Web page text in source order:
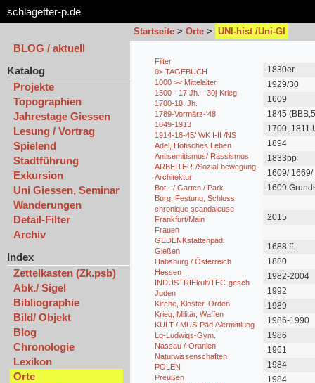
schlagetter-p.de
Startseite > Orte > UNI-hist /Uni-GI
BLOG / aktuell
Katalog
Projekte
Topographien
Jahrestage Giessen
Lesung / Vortrag
Spielend
Stadtführung
Exkursion
Uni Giessen, Seminar
Wanderungen
Detail-Filter
Archiv
Index
Zettelkasten (Zk.psb)
Abk./ Sigel
Bibliographie
Bild/ Objekt
Blog
Chronologie
Lexikon
Orte
Filter
0> TAGEBUCH
1000 >< Mittelalter
1500 - 17.Jh. - 30j-Krieg
1700-18. Jh.
1789-Vormärz-'48
1849-1913
1914-18-45/ WK I-II /NS
Adel, Höfisches Leben
Antisemitismus/ Rassismus
ARBEITER-/Sozial-bewegung
Architektur
Bot.- / Garten / Park
Burg, Festung, Schloss
chronique scandaleuse
Frankfurt/Main
Frauen
GEDENKstättenpäd.
Gießen
Habsburg / Österreich
Hessen
INDUSTRIEkult/TEC-gesch
Juden
Kirche, Kloster, Orden
Krieg, Militär, Waffen
KULT-/ MUS-Päd./Vermittlung
Lg-Ludwigs-Gym.
Nassau /-Oranien
Naturwissenschaften
POLEN
Preußen
1830er
1929/30
1609
1845
1700, 1811
1894
1833pp
1609/
1609
2015
1688 ff.
1880
1982-2004
1992
1989
1986-1990
1986
1961
1984
1984